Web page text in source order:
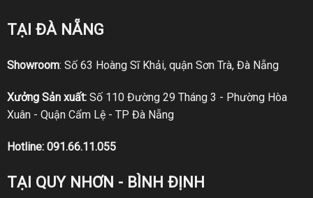
TẠI ĐÀ NẴNG
Showroom: Số 63 Hoàng Sĩ Khải, quận Sơn Trà, Đà Nẵng
Xưởng Sản xuất:Số 110 Đường 29 Tháng 3 - Phường Hòa
Xuân - Quận Cẩm Lệ - TP Đà Nẵng
Hotline: 091.66.11.055
TẠI QUY NHƠN - BÌNH ĐỊNH